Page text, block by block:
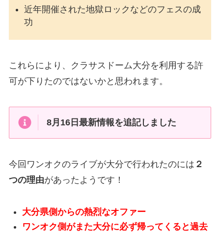
近年開催された地獄ロックなどのフェスの成
功
これらにより、クラサスドーム大分を利用する許
可が下りたのではないかと思われます。
8月16日最新情報を追記しました
今回ワンオクのライブが大分で行われたのには ２
つの理由があったようです！
大分県側からの熱烈なオファー
ワンオク側がまた大分に必ず帰ってくると過去